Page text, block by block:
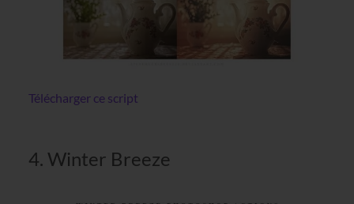
Télécharger ce script
4. Winter Breeze